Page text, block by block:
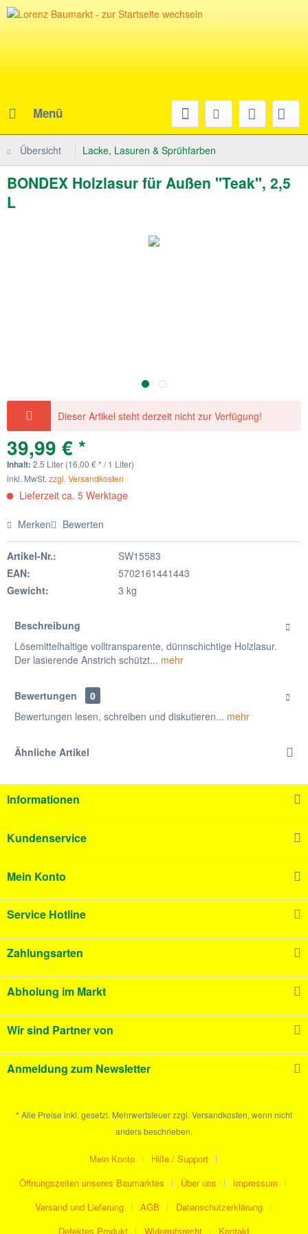
Menü
Übersicht Lacke, Lasuren & Sprühfarben
BONDEX Holzlasur für Außen "Teak", 2,5
L
Dieser Artikel steht derzeit nicht zur Verfügung!
39,99 € *
Inhalt: 2.5 Liter (16,00 € * / 1 Liter)
inkl. MwSt. zzgl. Versandkosten
Lieferzeit ca. 5 Werktage
Merken Bewerten
Artikel-Nr.:
SW15583
EAN:
5702161441443
Gewicht:
3 kg
Beschreibung
Lösemittelhaltige volltransparente, dünnschichtige Holzlasur.
Der lasierende Anstrich schützt... mehr
Bewertungen
0
Bewertungen lesen, schreiben und diskutieren... mehr
Ähnliche Artikel
Informationen
Kundenservice
Mein Konto
Service Hotline
Zahlungsarten
Abholung im Markt
Wir sind Partner von
Anmeldung zum Newsletter
* Alle Preise inkl. gesetzl. Mehrwertsteuer zzgl. Versandkosten, wenn nicht
anders beschrieben.
Mein Konto
Hilfe / Support
Öffnungszeiten unseres Baumarktes
Über uns
Impressum
Versand und Lieferung
AGB
Datenschutzerklärung
Defektes Produkt
Widerrufsrecht Kontakt